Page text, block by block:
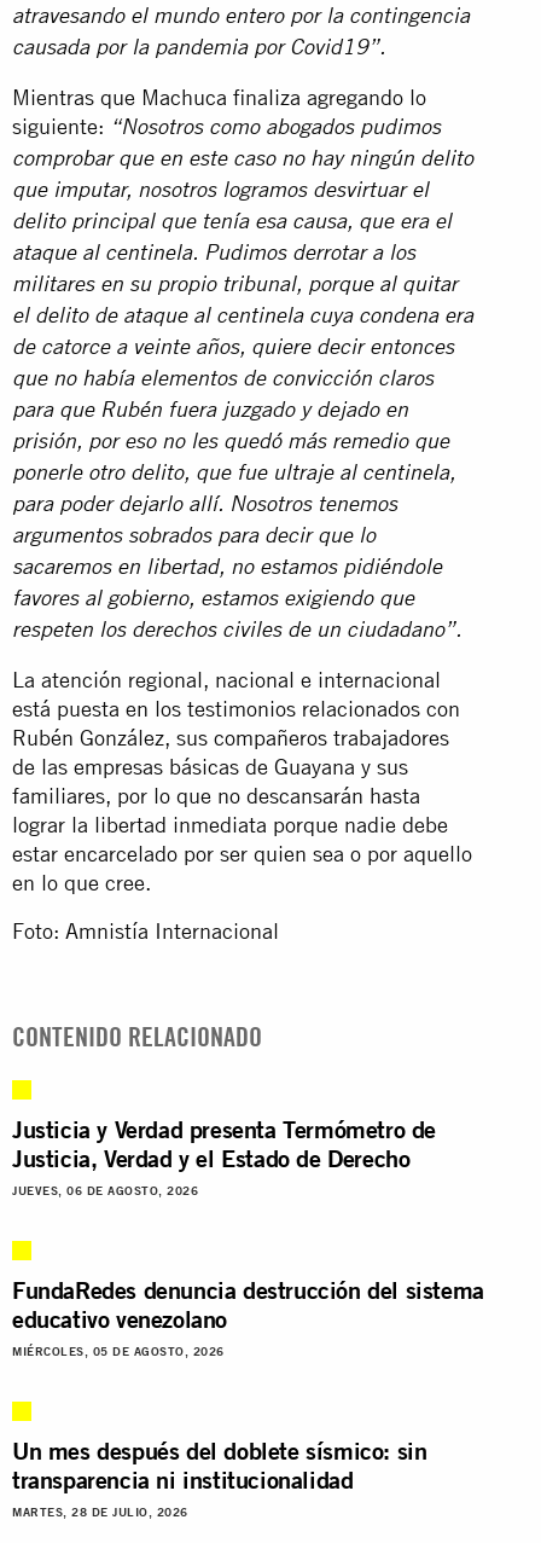
atravesando el mundo entero por la contingencia
causada por la pandemia por Covid19”.
Mientras que Machuca finaliza agregando lo
siguiente: “Nosotros como abogados pudimos
comprobar que en este caso no hay ningún delito
que imputar, nosotros logramos desvirtuar el
delito principal que tenía esa causa, que era el
ataque al centinela. Pudimos derrotar a los
militares en su propio tribunal, porque al quitar
el delito de ataque al centinela cuya condena era
de catorce a veinte años, quiere decir entonces
que no había elementos de convicción claros
para que Rubén fuera juzgado y dejado en
prisión, por eso no les quedó más remedio que
ponerle otro delito, que fue ultraje al centinela,
para poder dejarlo allí. Nosotros tenemos
argumentos sobrados para decir que lo
sacaremos en libertad, no estamos pidiéndole
favores al gobierno, estamos exigiendo que
respeten los derechos civiles de un ciudadano”.
La atención regional, nacional e internacional
está puesta en los testimonios relacionados con
Rubén González, sus compañeros trabajadores
de las empresas básicas de Guayana y sus
familiares, por lo que no descansarán hasta
lograr la libertad inmediata porque nadie debe
estar encarcelado por ser quien sea o por aquello
en lo que cree.
Foto: Amnistía Internacional
CONTENIDO RELACIONADO
Justicia y Verdad presenta Termómetro de
Justicia, Verdad y el Estado de Derecho
JUEVES, 06 DE AGOSTO, 2026
FundaRedes denuncia destrucción del sistema
educativo venezolano
MIÉRCOLES, 05 DE AGOSTO, 2026
Un mes después del doblete sísmico: sin
transparencia ni institucionalidad
MARTES, 28 DE JULIO, 2026